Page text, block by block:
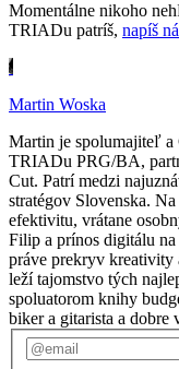
Momentálne nikoho
TRIADu patríš, napíš
Martin Woska
Martin je spolumajiteľ a
TRIADu PRG/BA,
Cut. Patrí medzi
stratégov Slovenska.
efektivitu, vrátane
Filip a prínos digitálu
práve prekryv kreativity
leží tajomstvo tých
spoluatorom knihy
biker a gitarista a dobre